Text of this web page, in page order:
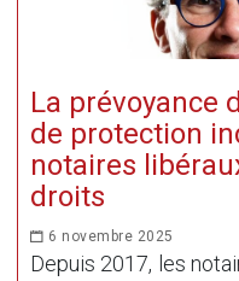
La prévoyance
de protection
notaires
droits
6 novembre 2025
Depuis 2017, les